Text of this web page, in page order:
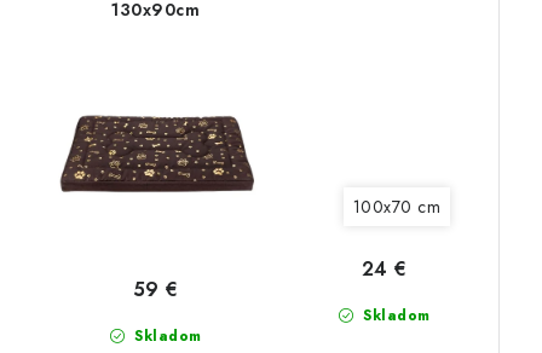
130x90cm
Skladom
59 €
100x70 cm
Skladom
24 €